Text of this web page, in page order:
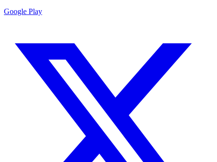
Google Play